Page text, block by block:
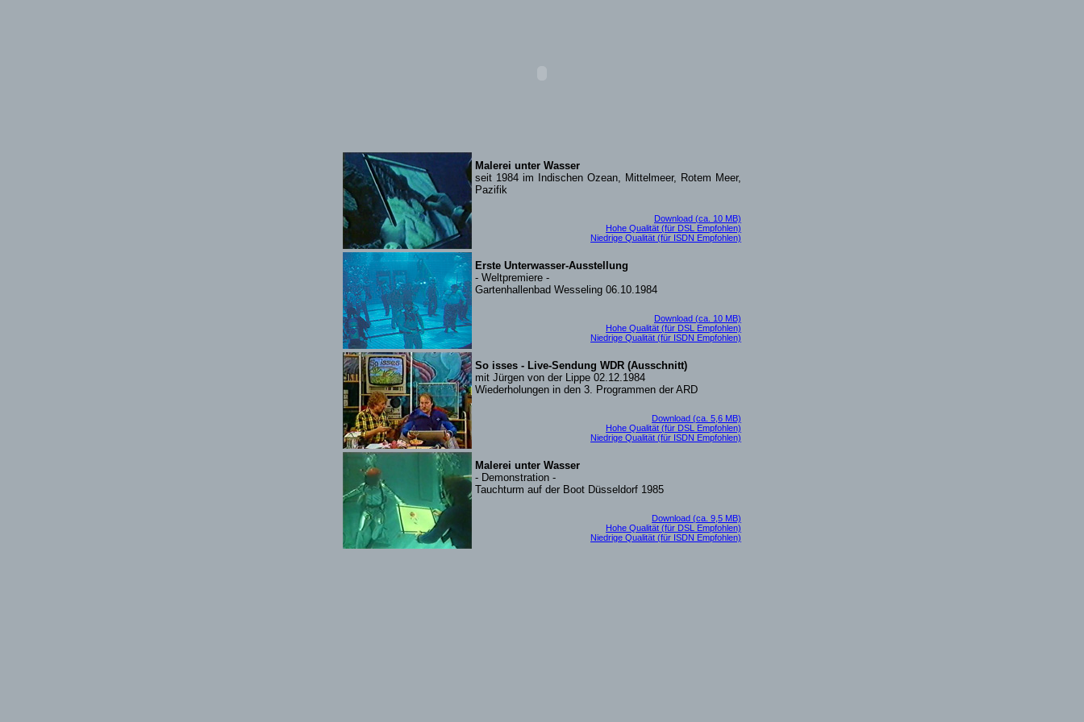
Malerei unter Wasser
seit 1984 im Indischen Ozean, Mittelmeer, Rotem Meer,
Pazifik
Download (ca. 10 MB)
Hohe Qualität (für DSL Empfohlen)
Niedrige Qualität (für ISDN Empfohlen)
Erste Unterwasser-Ausstellung
- Weltpremiere -
Gartenhallenbad Wesseling 06.10.1984
Download (ca. 10 MB)
Hohe Qualität (für DSL Empfohlen)
Niedrige Qualität (für ISDN Empfohlen)
So isses - Live-Sendung WDR (Ausschnitt)
mit Jürgen von der Lippe 02.12.1984
Wiederholungen in den 3. Programmen der ARD
Download (ca. 5,6 MB)
Hohe Qualität (für DSL Empfohlen)
Niedrige Qualität (für ISDN Empfohlen)
Malerei unter Wasser
- Demonstration -
Tauchturm auf der Boot Düsseldorf 1985
Download (ca. 9,5 MB)
Hohe Qualität (für DSL Empfohlen)
Niedrige Qualität (für ISDN Empfohlen)